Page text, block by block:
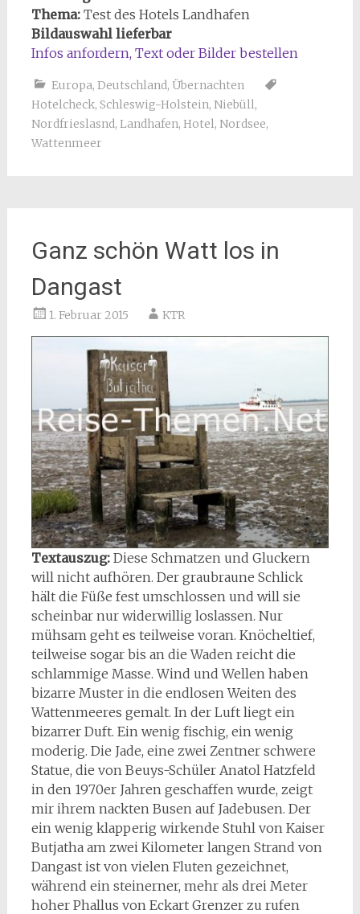
Thema:Test des Hotels Landhafen
Bildauswahl lieferbar
Infos anfordern, Text oderBilder bestellen
Europa, Deutschland, Übernachten
Hotelcheck, Schleswig-Holstein, Niebüll,
Nordfrieslasnd, Landhafen, Hotel, Nordsee,
Wattenmeer
Ganz schön Watt los in
Dangast
1. Februar 2015 KTR
Textauszug: Diese Schmatzen und Gluckern
will nicht aufhören. Der graubraune Schlick
hält die Füße fest umschlossen und will sie
scheinbar nur widerwillig loslassen. Nur
mühsam geht es teilweise voran. Knöcheltief,
teilweise sogar bis an die Waden reicht die
schlammige Masse. Wind und Wellen haben
bizarre Muster in die endlosen Weiten des
Wattenmeeres gemalt. In der Luft liegt ein
bizarrer Duft. Ein wenig fischig, ein wenig
moderig. Die Jade, eine zwei Zentner schwere
Statue, die von Beuys-Schüler Anatol Hatzfeld
in den 1970er Jahren geschaffen wurde, zeigt
mir ihrem nackten Busen auf Jadebusen. Der
ein wenig klapperig wirkende Stuhl von Kaiser
Butjatha am zwei Kilometer langen Strand von
Dangast ist von vielen Fluten gezeichnet,
während ein steinerner, mehr als drei Meter
hoher Phallus von Eckart Grenzer zu rufen